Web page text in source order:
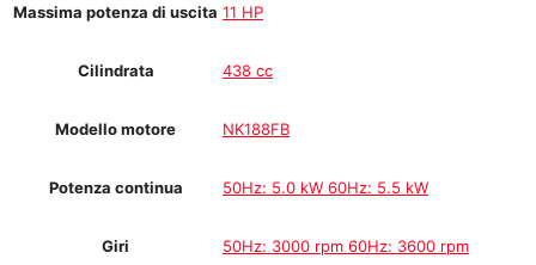
Massima potenza di uscita 11 HP
Cilindrata 438 cc
Modello motore NK188FB
Potenza continua 50Hz: 5.0 kW 60Hz: 5.5 kW
Giri 50Hz: 3000 rpm 60Hz: 3600 rpm